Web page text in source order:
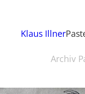
Klaus Illner
Archiv